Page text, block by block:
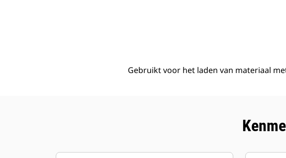
Gebruikt voor het laden van materiaal